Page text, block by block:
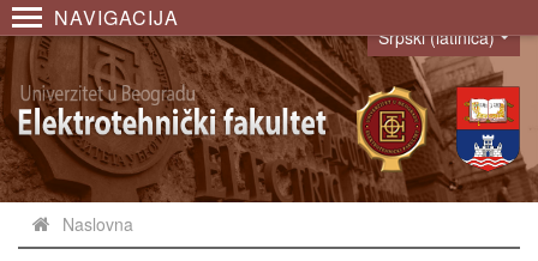
NAVIGACIJA
Language
Srpski (latinica)
Naslovna